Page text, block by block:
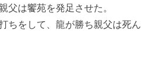
父は饗苑を発足させた。
ちをして、龍が勝ち親父は死ん